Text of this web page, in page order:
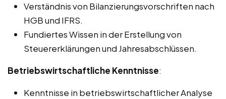
Verständnis von Bilanzierungsvorschriften nach
HGB und IFRS.
Fundiertes Wissen in der Erstellung von
Steuererklärungen und Jahresabschlüssen.
Betriebswirtschaftliche Kenntnisse:
Kenntnisse in betriebswirtschaftlicher Analyse